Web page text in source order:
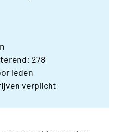
278
leden
verplicht